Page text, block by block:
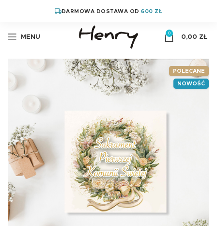
DARMOWA DOSTAWA OD600 ZŁ
MENU
0
0,00 ZŁ
POLECANE
NOWOŚĆ